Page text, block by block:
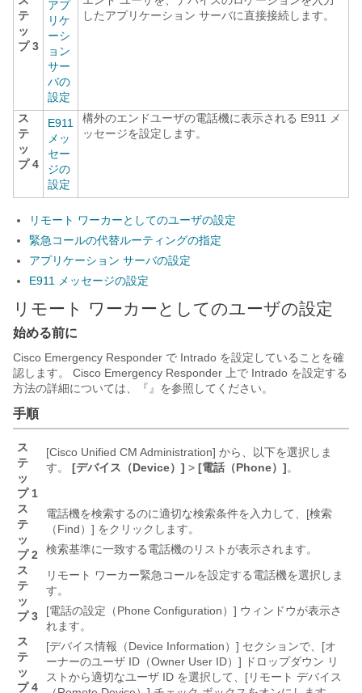
テ
ッ
プ 3
アプ
リケ
ーシ
ョン
サー
バの
設定
したアプリケーション サーバに直接接続します。
ス
テ
ッ
プ 4
E911
メッ
セー
ジの
設定
構外のエンドユーザの電話機に表示される E911 メ
ッセージを設定します。
リモート ワーカーとしてのユーザの設定
緊急コールの代替ルーティングの指定
アプリケーション サーバの設定
E911 メッセージの設定
リモート ワーカーとしてのユーザの設定
始める前に
Cisco Emergency Responder で Intrado を設定していることを確
認します。
Cisco Emergency Responder 上で Intrado を設定する
方法の詳細については、『 』を参照してください。
手順
ス
テ
ッ
プ 1
[Cisco Unified CM Administration] から、以下を選択しま
す。
[デバイス（Device）] > [電話（Phone）]。
ス
テ
ッ
プ 2
電話機を検索するのに適切な検索条件を入力して、[検索
（Find）] をクリックします。
検索基準に一致する電話機のリストが表示されます。
ス
テ
ッ
プ 3
リモート ワーカー緊急コールを設定する電話機を選択しま
す。
[電話の設定（Phone Configuration）] ウィンドウが表示さ
れます。
ス
テ
ッ
プ 4
[デバイス情報（Device Information）] セクションで、[オ
ーナーのユーザ ID（Owner User ID）]
ドロップダウン リ
ストから適切なユーザ ID を選択して、[リモート デバイス